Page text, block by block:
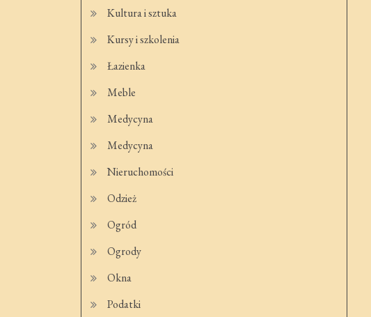
Kultura i sztuka
Kursy i szkolenia
Łazienka
Meble
Medycyna
Medycyna
Nieruchomości
Odzież
Ogród
Ogrody
Okna
Podatki